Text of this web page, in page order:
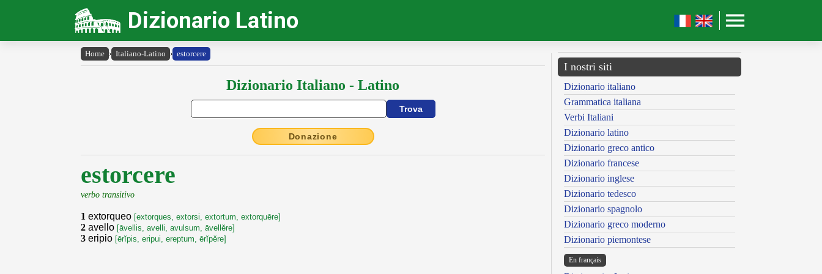
Dizionario Latino
Home › Italiano-Latino › estorcere
Dizionario Italiano - Latino
Donazione
estorcere
verbo transitivo
1 extorqueo [extorques, extorsi, extortum, extorquēre]
2 avello [āvellis, avelli, avulsum, āvellĕre]
3 eripio [ērĭpis, eripui, ereptum, ērĭpĕre]
I nostri siti
Dizionario italiano
Grammatica italiana
Verbi Italiani
Dizionario latino
Dizionario greco antico
Dizionario francese
Dizionario inglese
Dizionario tedesco
Dizionario spagnolo
Dizionario greco moderno
Dizionario piemontese
En français